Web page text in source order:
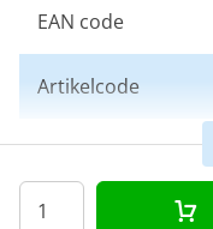
EAN code
Artikelcode
Maat
Kleur